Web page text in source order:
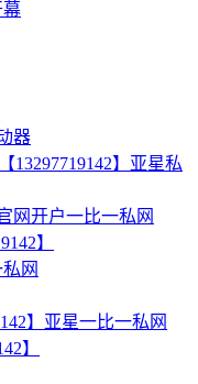
幕
器
13297719142】亚星私
网开户一比一私网
】
网
】亚星一比一私网
】